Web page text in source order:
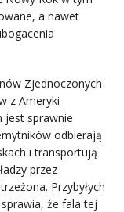
a nawet
Zjednoczonych
z Ameryki
jest sprawnie
odbierają
i transportują
przez
Przybyłych
że fala tej